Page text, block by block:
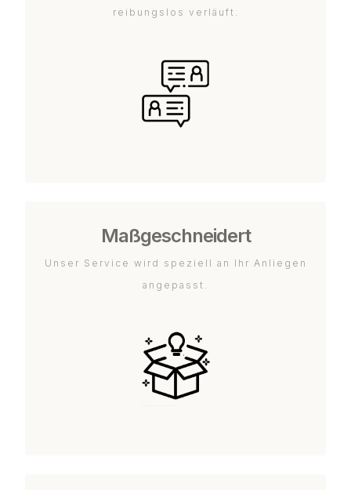
reibungslos verläuft.
Maßgeschneidert
Unser Service wird speziell an Ihr Anliegen
angepasst.